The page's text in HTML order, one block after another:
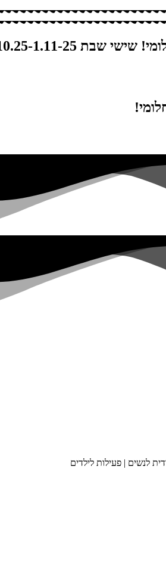
31.10.25-1.11-25
לנשים | פעילות לילדים